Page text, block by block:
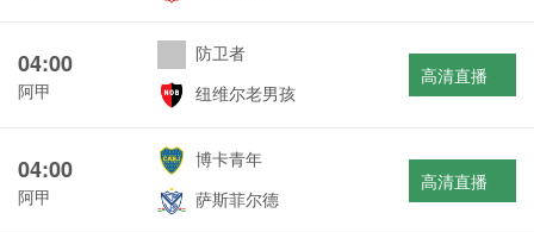
04:00
阿甲
防卫者
纽维尔老男孩
高清直播
04:00
阿甲
博卡青年
萨斯菲尔德
高清直播